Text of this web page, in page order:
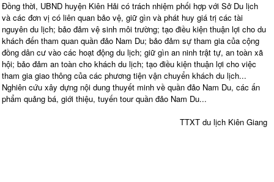
Đồng thời, UBND huyện Kiên Hải có trách nhiệm phối hợp với Sở Du lịch
và các đơn vị có liên quan bảo vệ, giữ gìn và phát huy giá trị các tài
nguyên du lịch; bảo đảm vệ sinh môi trường; tạo điều kiện thuận lợi cho du
khách đến tham quan quần đảo Nam Du; bảo đảm sự tham gia của cộng
đồng dân cư vào các hoạt động du lịch; giữ gìn an ninh trật tự, an toàn xã
hội; bảo đảm an toàn cho khách du lịch; tạo điều kiện thuận lợi cho việc
tham gia giao thông của các phương tiện vận chuyển khách du lịch...
Nghiên cứu xây dựng nội dung thuyết minh về quần đảo Nam Du, các ấn
phẩm quảng bá, giới thiệu, tuyến tour quần đảo Nam Du...
TTXT du lịch Kiên Giang